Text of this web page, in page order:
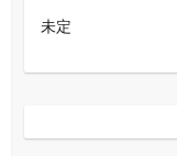
未定